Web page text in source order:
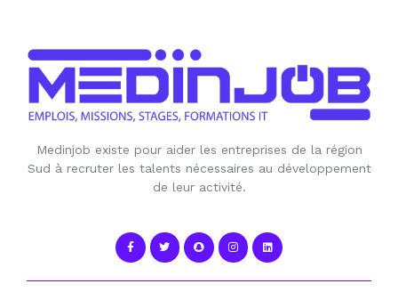
Medinjob existe pour aider les entreprises de la région
Sud à recruter les talents nécessaires au développement
de leur activité.